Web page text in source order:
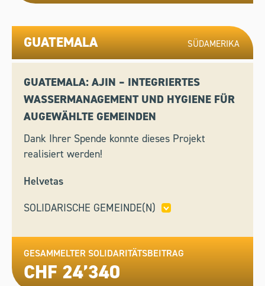
GUATEMALA SÜDAMERIKA
GUATEMALA: AJIN – INTEGRIERTES
WASSERMANAGEMENT UND HYGIENE FÜR
AUGEWÄHLTE GEMEINDEN
Dank Ihrer Spende konnte dieses Projekt
realisiert werden!
Helvetas
SOLIDARISCHE GEMEINDE(N)
SEMPACH,STABIO
GESAMMELTER SOLIDARITÄTSBEITRAG
CHF 24’340